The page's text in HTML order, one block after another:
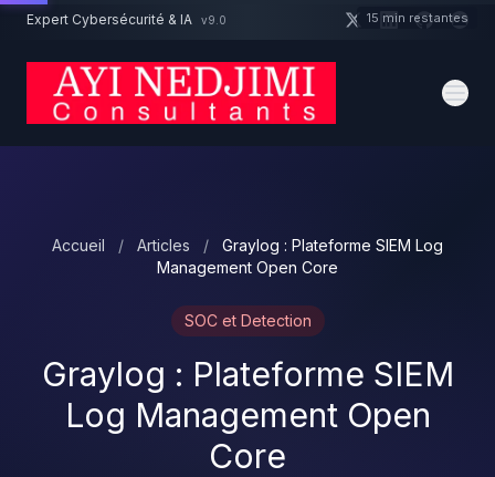
Aller au contenu principal
Expert Cybersécurité & IA v9.0
Accueil / Articles /
Graylog : Plateforme SIEM Log
Management Open Core
SOC et Detection
Graylog : Plateforme SIEM
Log Management Open
Core
Un projet cybersécurité ? 15 min restantes